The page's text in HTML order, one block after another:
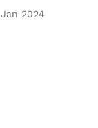
Jan 2024